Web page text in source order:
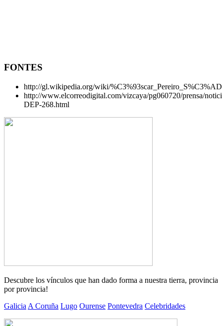
FONTES
http://gl.wikipedia.org/wiki/
http://www.elcorreodigital.com/vizcaya/pg060720/prensa/
DEP-268.html
Descubre los vínculos que han dado forma a nuestra tierra, provincia
por provincia!
Galicia A Coruña Lugo Ourense Pontevedra Celebridades